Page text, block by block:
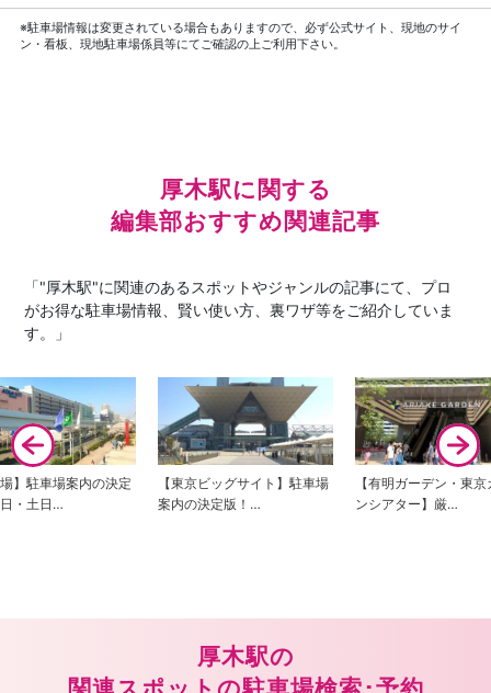
※駐車場情報は変更されている場合もありますので、必ず公式サイト、現地のサイ
ン・看板、現地駐車場係員等にてご確認の上ご利用下さい。
厚木駅に関する
編集部おすすめ関連記事
「"厚木駅"に関連のあるスポットやジャンルの記事にて、プロ
がお得な駐車場情報、賢い使い方、裏ワザ等をご紹介していま
す。」
】駐車場案内の決定
・土日…
【東京ビッグサイト】駐車場
案内の決定版！…
【有明ガーデン・東
ンシアター】厳…
厚木駅の